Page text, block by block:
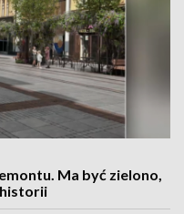
Ma być zielono,
historii